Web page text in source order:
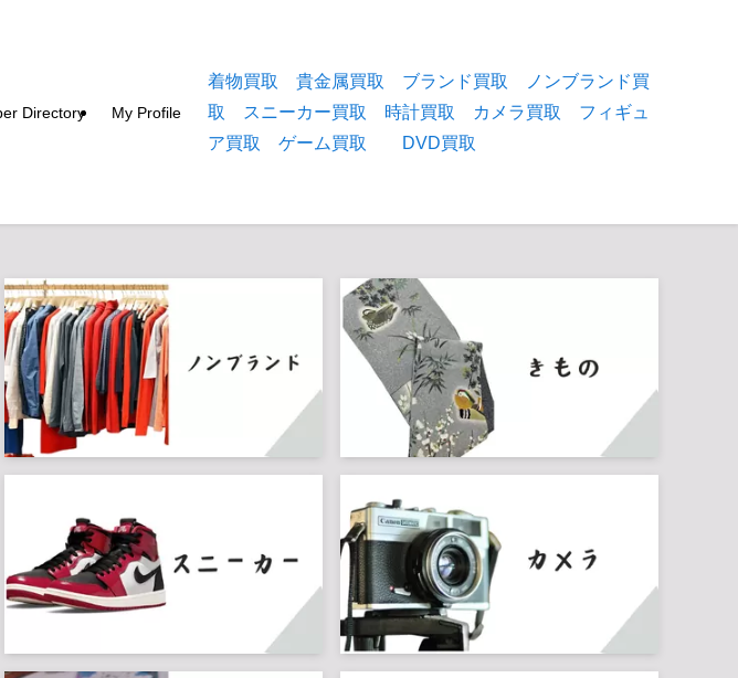
Directory My Profile
着物買取 貴金属買取 ブランド買取
ノンブランド買
取
スニーカー買取 時計買取 カメラ買取
フィギュ
ア買取
ゲーム買取 DVD買取